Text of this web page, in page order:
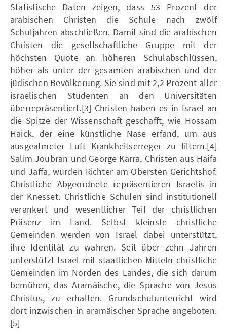
Statistische Daten zeigen, dass 53 Prozent der
arabischen Christen die Schule nach zwölf
Schuljahren abschließen. Damit sind die arabischen
Christen die gesellschaftliche Gruppe mit der
höchsten Quote an höheren Schulabschlüssen,
höher als unter der gesamten arabischen und der
jüdischen Bevölkerung. Sie sind mit 2,2 Prozent aller
israelischen Studenten an den Universitäten
überrepräsentiert.[3] Christen haben es in Israel an
die Spitze der Wissenschaft geschafft, wie Hossam
Haick, der eine künstliche Nase erfand, um aus
ausgeatmeter Luft Krankheitserreger zu filtern.[4]
Salim Joubran und George Karra, Christen aus Haifa
und Jaffa, wurden Richter am Obersten Gerichtshof.
Christliche Abgeordnete repräsentieren Israelis in
der Knesset. Christliche Schulen sind institutionell
verankert und wesentlicher Teil der christlichen
Präsenz im Land. Selbst kleinste christliche
Gemeinden werden von Israel dabei unterstützt,
ihre Identität zu wahren. Seit über zehn Jahren
unterstützt Israel mit staatlichen Mitteln christliche
Gemeinden im Norden des Landes, die sich darum
bemühen, das Aramäische, die Sprache von Jesus
Christus, zu erhalten. Grundschulunterricht wird
dort inzwischen in aramäischer Sprache angeboten.
[5]